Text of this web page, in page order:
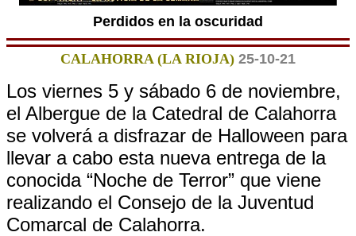
Perdidos en la oscuridad
CALAHORRA (LA RIOJA) 25-10-21
Los viernes 5 y sábado 6 de noviembre,
el Albergue de la Catedral de Calahorra
se volverá a disfrazar de Halloween para
llevar a cabo esta nueva entrega de la
conocida “Noche de Terror” que viene
realizando el Consejo de la Juventud
Comarcal de Calahorra.